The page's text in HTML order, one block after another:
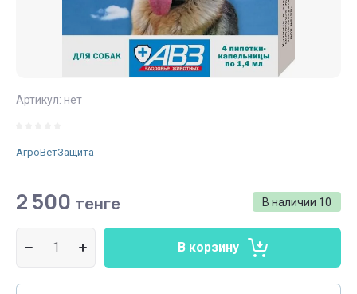
Артикул: нет
АгроВетЗащита
В наличии 10
2 500 тенге
В корзину